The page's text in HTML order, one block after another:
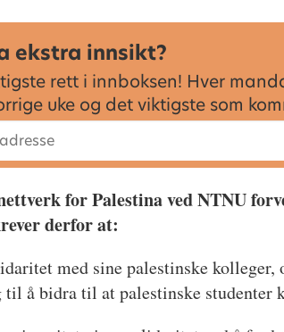
ekstra innsikt?
rett i innboksen! Hver
uke og det viktigste som
for Palestina ved NTNU
derfor at:
med sine palestinske
til å bidra til at palestinske studenter